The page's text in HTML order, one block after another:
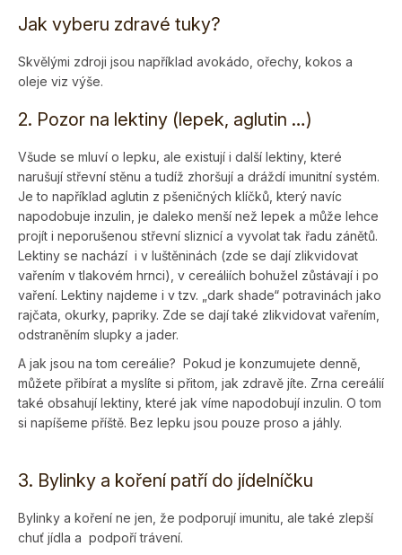
Jak vyberu zdravé tuky?
Skvělými zdroji jsou například avokádo, ořechy, kokos a
oleje viz výše.
2. Pozor na lektiny (lepek, aglutin …)
Všude se mluví o lepku, ale existují i další lektiny, které
narušují střevní stěnu a tudíž zhoršují a dráždí imunitní systém.
Je to například aglutin z pšeničných klíčků, který navíc
napodobuje inzulin, je daleko menší než lepek a může lehce
projít i neporušenou střevní sliznicí a vyvolat tak řadu zánětů.
Lektiny se nachází i v luštěninách (zde se dají zlikvidovat
vařením v tlakovém hrnci), v cereáliích bohužel zůstávají i po
vaření. Lektiny najdeme i v tzv. „dark shade“ potravinách jako
rajčata, okurky, papriky. Zde se dají také zlikvidovat vařením,
odstraněním slupky a jader.
A jak jsou na tom cereálie? Pokud je konzumujete denně,
můžete přibírat a myslíte si přitom, jak zdravě jíte. Zrna cereálií
také obsahují lektiny, které jak víme napodobují inzulin. O tom
si napíšeme příště. Bez lepku jsou pouze proso a jáhly.
3. Bylinky a koření patří do jídelníčku
Bylinky a koření ne jen, že podporují imunitu, ale také zlepší
chuť jídla a podpoří trávení.